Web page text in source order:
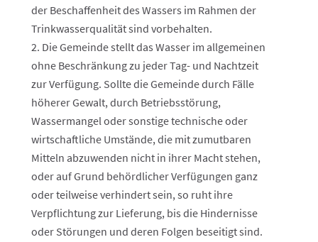
der Beschaffenheit des Wassers im Rahmen der
Trinkwasserqualität sind vorbehalten.
Die Gemeinde stellt das Wasser im allgemeinen
ohne Beschränkung zu jeder Tag- und Nachtzeit
zur Verfügung. Sollte die Gemeinde durch Fälle
höherer Gewalt, durch Betriebsstörung,
Wassermangel oder sonstige technische oder
wirtschaftliche Umstände, die mit zumutbaren
Mitteln abzuwenden nicht in ihrer Macht stehen,
oder auf Grund behördlicher Verfügungen ganz
oder teilweise verhindert sein, so ruht ihre
Verpflichtung zur Lieferung, bis die Hindernisse
oder Störungen und deren Folgen beseitigt sind.